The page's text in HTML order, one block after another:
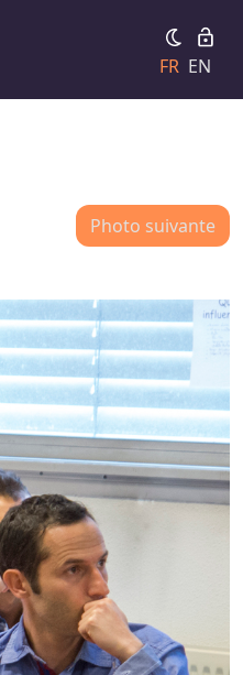
FR EN
Photo suivante